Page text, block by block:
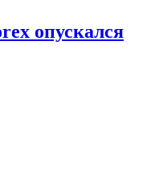
опускался